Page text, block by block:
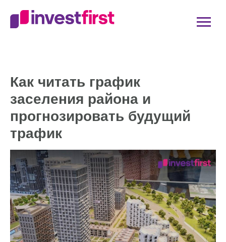
Как читать график
заселения района и
прогнозировать будущий
трафик